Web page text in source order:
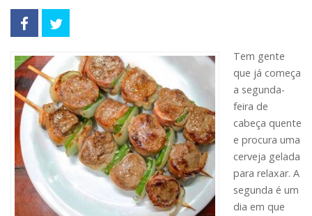
Tem gente
que já começa
a segunda-
feira de
cabeça quente
e procura uma
cerveja gelada
para relaxar. A
segunda é um
dia em que